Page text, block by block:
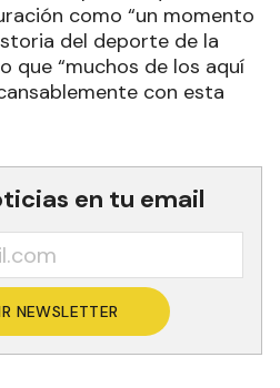
como “un momento
del deporte de la
que “muchos de los aquí
con esta
en tu email
NEWSLETTER